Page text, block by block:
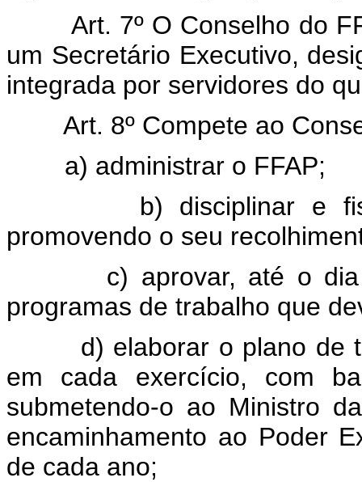
Art. 7º O Conselho do
um Secretário Executivo,
integrada por servidores do
Art. 8º Compete ao
a) administrar o FFAP;
b) disciplinar e
promovendo o seu
c) aprovar, até o
programas de trabalho que
d) elaborar o plano de
em cada exercício, com
submetendo-o ao Ministro
encaminhamento ao Poder
de cada ano;